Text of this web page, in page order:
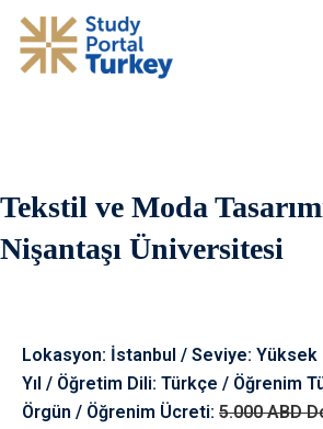
Tekstil ve Moda
Nişantaşı Üniversitesi
Lokasyon: İstanbul / Seviye: Yüksek
Yıl / Öğretim Dili: Türkçe / Öğrenim
Örgün / Öğrenim Ücreti: 5.000 ABD